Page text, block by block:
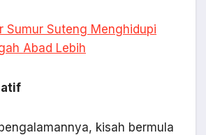
Sumur Suteng Menghidupi
Abad Lebih
kisah bermula